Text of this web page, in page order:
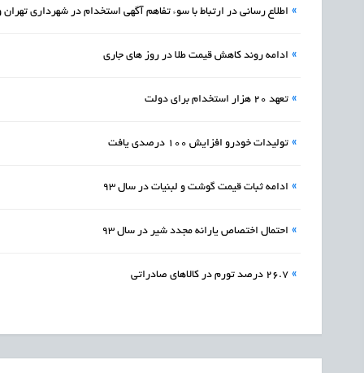
» اطلاع رسانی در ارتباط با سوء تفاهم آگهی استخدام در شهرداری
» ادامه روند کاهش قیمت طلا در روز های جاری
» تعهد 20 هزار استخدام برای دولت
» تولیدات خودرو افزایش 100 درصدی یافت
» ادامه ثبات قیمت گوشت و لبنیات در سال 93
» احتمال اختصاص یارانه مجدد شیر در سال 93
» 26.7 درصد تورم در کالاهای صادراتی